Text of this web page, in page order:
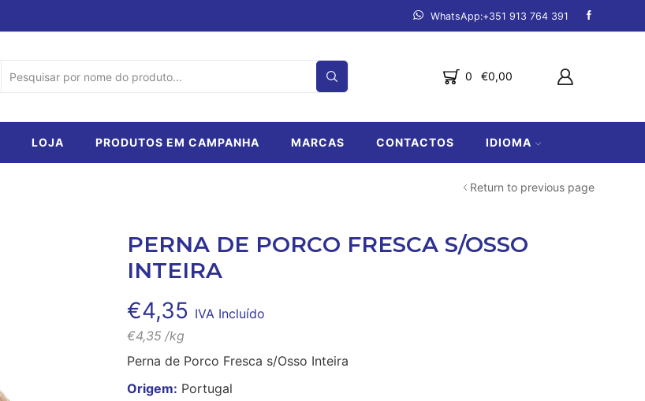
Fazemos entregas de Lagos a
SEARCH
0 €0,00
LOJA PRODUTOS EM CAMPANHA MARCAS CONTACTOS IDIOMA
Return to previous page
PERNA DE PORCO FRESCA S/OSSO
INTEIRA
€4,35 IVA Incluído
€4,35 /kg
Perna de Porco Fresca s/Osso Inteira
Origem: Portugal